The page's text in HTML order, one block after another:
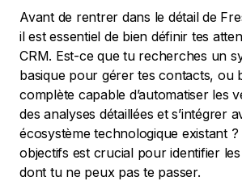
Avant de rentrer dans le détail de
il est essentiel de bien définir tes
CRM. Est-ce que tu recherches un
basique pour gérer tes contacts, ou
complète capable d’automatiser les
des analyses détaillées et s’intégrer
écosystème technologique existant
objectifs est crucial pour identifier
dont tu ne peux pas te passer.